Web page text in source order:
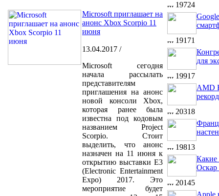
Microsoft приглашает на
анонс Xbox Scorpio 11
июня
13.04.2017 /
Microsoft сегодня
начала рассылать
представителям
приглашения на анонс
новой консоли Xbox,
которая ранее была
известна под кодовым
названием Project
Scorpio. Стоит
выделить, что анонс
назначен на 11 июня к
открытию выставки E3
(Electronic Entertainment
Expo) 2017. Это
мероприятие будет
19724
19171
для
19917
AMD
рекорд
20318
19813
Какие
Оскар
20145
Apple